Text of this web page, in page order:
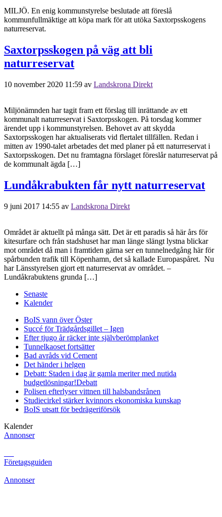
MILJÖ. En enig kommunstyrelse beslutade att föreslå
kommunfullmäktige att köpa mark för att utöka Saxtorpsskogens
naturreservat.
Saxtorpsskogen på väg att bli
naturreservat
10 november 2020 11:59 av Landskrona Direkt
Miljönämnden har tagit fram ett förslag till inrättande av ett
kommunalt naturreservat i Saxtorpsskogen. På torsdag kommer
ärendet upp i kommunstyrelsen. Behovet av att skydda
Saxtorpsskogen har aktualiserats vid flertalet tillfällen. Redan i
mitten av 1990-talet arbetades det med planer på ett naturreservat i
Saxtorpsskogen. Det nu framtagna förslaget föreslår naturreservat på
de kommunalt ägda […]
Lundåkrabukten får nytt naturreservat
9 juni 2017 14:55 av Landskrona Direkt
Området är aktuellt på många sätt. Det är ett paradis så här års för
kitesurfare och från stadshuset har man länge slängt lystna blickar
mot området då man i framtiden gärna ser en tunnelnedgång här för
spårbunden trafik till Köpenhamn, det så kallade Europaspåret. Nu
har Länsstyrelsen gjort ett naturreservat av området. –
Lundåkrabuktens grunda […]
Senaste
Kalender
BoIS vann över Öster
Succé för Trädgårdsgillet – Igen
Efter tjugo år räcker inte självberömplanket
Tunnelkaoset fortsätter
Bad avråds vid Cement
Det händer i helgen
Debatt: Staden i dag är gamla meriter med nutida
budgetlösningar!Debatt
Polisen efterlyser vittnen till halsbandsrånen
Studiecirkel stärker kvinnors ekonomiska kunskap
BoIS utsatt för bedrägeriförsök
Kalender
Annonser
Företagsguiden
Annonser